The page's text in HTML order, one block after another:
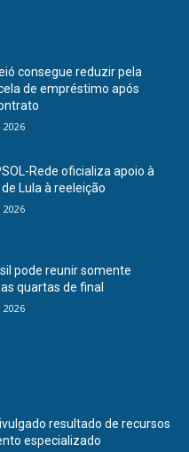
consegue reduzir pela
de empréstimo após
Rede oficializa apoio à
Lula à reeleição
pode reunir somente
quartas de final
resultado de recursos
especializado